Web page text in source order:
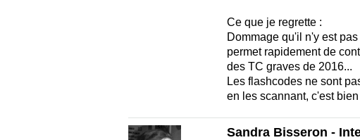
Ce que je regrette :
Dommage qu'il n'y est
permet rapidement de
des TC graves de 2016...
Les flashcodes ne sont
en les scannant, c'est
Sandra Bisseron -